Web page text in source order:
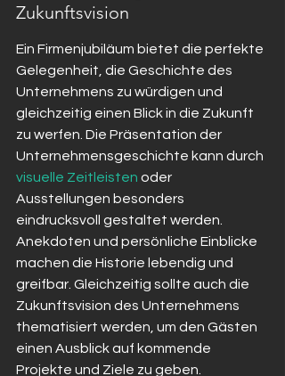
Zukunftsvision
Ein Firmenjubiläum bietet die perfekte
Gelegenheit, die Geschichte des
Unternehmens zu würdigen und
gleichzeitig einen Blick in die Zukunft
zu werfen. Die Präsentation der
Unternehmensgeschichte kann durch
visuelle Zeitleisten oder
Ausstellungen besonders
eindrucksvoll gestaltet werden.
Anekdoten und persönliche Einblicke
machen die Historie lebendig und
greifbar. Gleichzeitig sollte auch die
Zukunftsvision des Unternehmens
thematisiert werden, um den Gästen
einen Ausblick auf kommende
Projekte und Ziele zu geben.